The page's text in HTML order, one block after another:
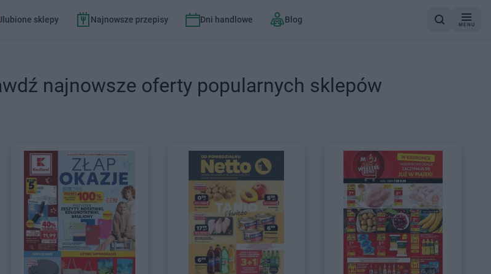
sklepy Najnowsze przepisy Dni handlowe Blog
MENU
najnowsze oferty popularnych sklepów